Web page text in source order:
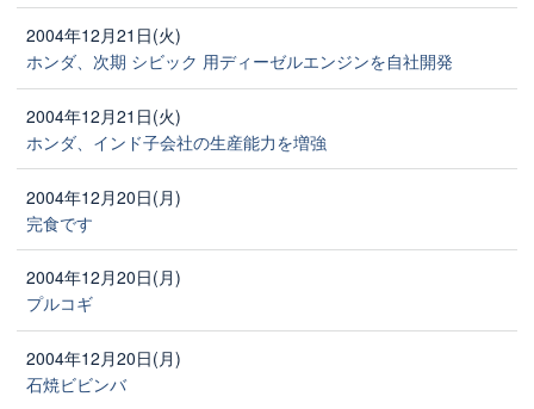
2004年12月21日(火)
ホンダ、次期 シビック 用ディーゼルエンジンを自社開発
2004年12月21日(火)
ホンダ、インド子会社の生産能力を増強
2004年12月20日(月)
完食です
2004年12月20日(月)
プルコギ
2004年12月20日(月)
石焼ビビンバ